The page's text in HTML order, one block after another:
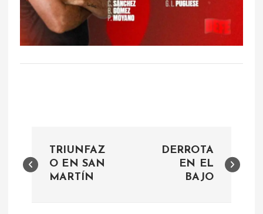
a
TRIUNFAZ
O EN SAN
MARTÍN
DERROTA
EN EL
BAJO